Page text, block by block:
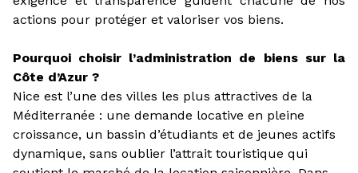
actions pour protéger et valoriser vos biens.
Pourquoi choisir l’administration de biens sur la
Côte d’Azur ?
Nice est l’une des villes les plus attractives de la
Méditerranée : une demande locative en pleine
croissance, un bassin d’étudiants et de jeunes actifs
dynamique, sans oublier l’attrait touristique qui